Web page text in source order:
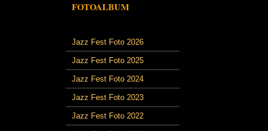
FOTOALBUM
Jazz Fest Foto 2026
Jazz Fest Foto 2025
Jazz Fest Foto 2024
Jazz Fest Foto 2023
Jazz Fest Foto 2022